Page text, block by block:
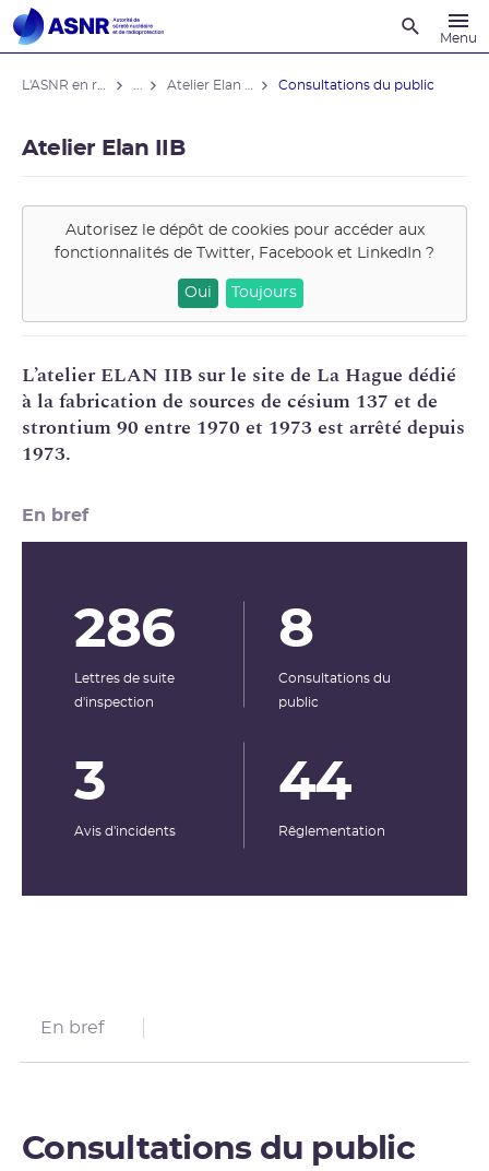
Menu
Consultations du public
Atelier Elan IIB
Autorisez le dépôt de cookies pour accéder aux
fonctionnalités de Twitter, Facebook et LinkedIn ?
Oui Toujours
L’atelier ELAN IIB sur le site de La Hague dédié
à la fabrication de sources de césium 137 et de
strontium90 entre 1970 et 1973 est arrêté depuis
1973.
En bref
286
Lettres de suite
d'inspection
8
Consultations du
public
3
Avis d'incidents
44
Rêglementation
En bref
Consultations du public